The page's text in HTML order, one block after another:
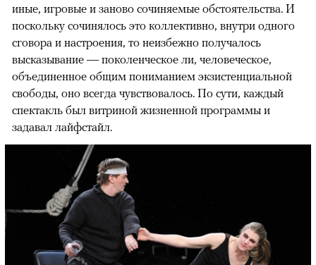
иные, игровые и заново сочиняемые обстоятельства. И
поскольку сочинялось это коллективно, внутри одного
сговора и настроения, то неизбежно получалось
высказывание — поколенческое ли, человеческое,
объединенное общим пониманием экзистенциальной
свободы, оно всегда чувствовалось. По сути, каждый
спектакль был витриной жизненной программы и
задавал лайфстайл.